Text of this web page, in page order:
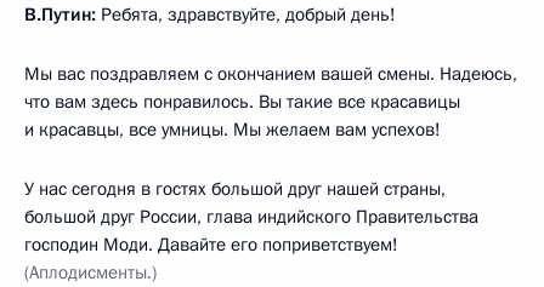
В.Путин: Ребята, здравствуйте, добрый день!
Мы вас поздравляем с окончанием вашей смены. Надеюсь,
что вам здесь понравилось. Вы такие все красавицы
и красавцы, все умницы. Мы желаем вам успехов!
У нас сегодня в гостях большой друг нашей страны,
большой друг России, глава индийского Правительства
господин Моди. Давайте его поприветствуем!
(Аплодисменты.)